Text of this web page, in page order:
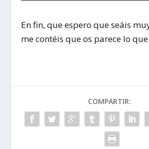
En fin, que espero que seáis
me contéis que os parece lo
COMPARTIR: